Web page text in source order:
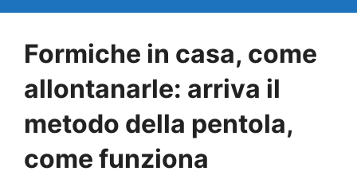
Formiche in casa, come
allontanarle: arriva il
metodo della pentola,
come funziona